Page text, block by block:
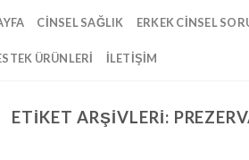
CINSEL SAĞLIK ERKEK CINSEL
ÜRÜNLERI İLETIŞIM
ETIKET ARŞIVLERI: